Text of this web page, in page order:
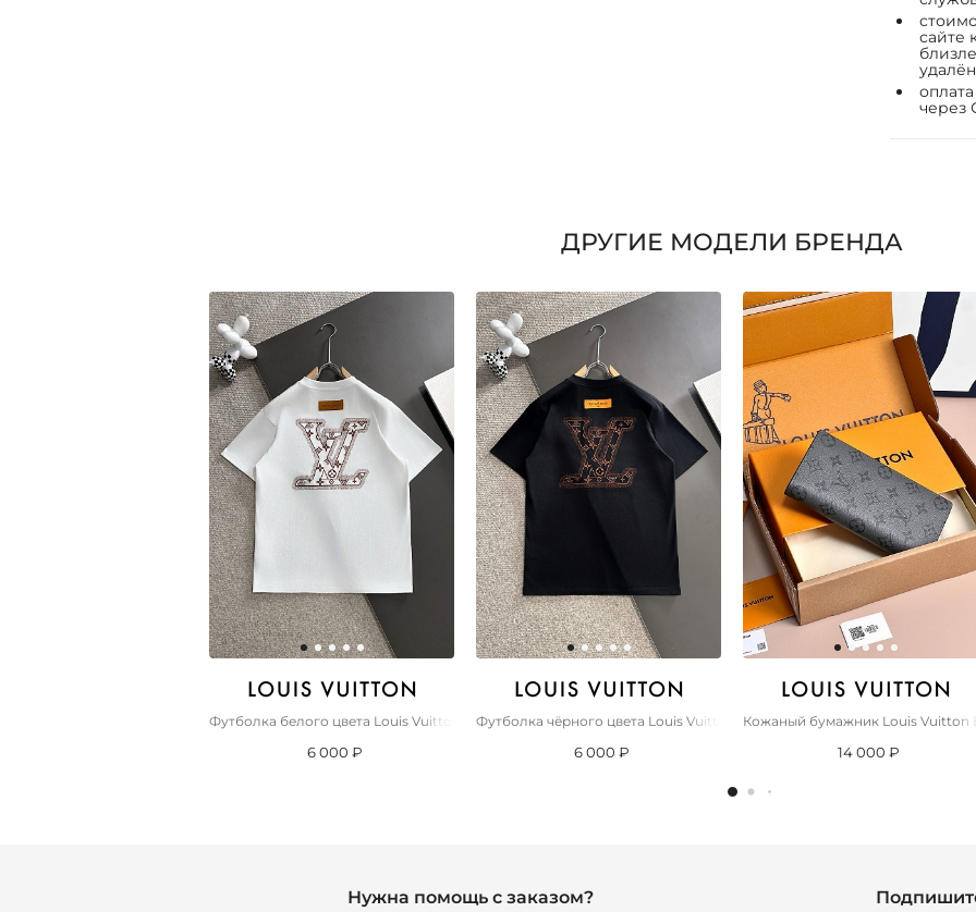
сайте
через
ДРУГИЕ МОДЕЛИ БРЕНДА
Футболка белого цвета Louis Vuitton Premium
6 000 ₽
Футболка чёрного цвета Louis Vuitton Premium
6 000 ₽
Кожаный бумажник Louis Vuitton
14 000 ₽
Нужна помощь с заказом?